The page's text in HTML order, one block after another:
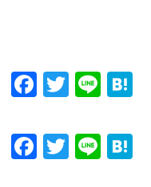
Facebook
Twitter
Line
Facebook
Twitter
Line